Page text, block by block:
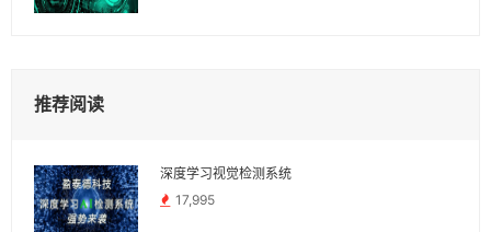
推荐阅读
深度学习视觉检测系统
17,995